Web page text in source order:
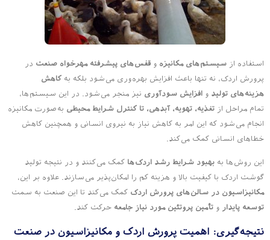
استفاده از سیستم‌های مکانیزه و قفس‌های پیشرفته مهرخواه صنعت در
پرورش اردک، نه تنها باعث افزایش بهره‌وری می‌شود بلکه به کاهش
هزینه‌های تولید و افزایش سودآوری نیز منجر می‌شود. در این سیستم‌ها،
تمام مراحل از تغذیه، تهویه، آبدهی، تا کنترل شرایط محیطی به‌صورت مکانیزه
انجام می‌شود که این امر به کاهش نیاز به نیروی انسانی و همچنین کاهش
خطاهای انسانی کمک می‌کند.
این روش‌ها به بهبود شرایط رشد اردک‌ها کمک می‌کنند و در نتیجه تولید
گوشت اردک با کیفیت بالا و هزینه کم را امکان‌پذیر می‌سازند. علاوه بر این،
مکانیزاسیون در سالن‌های پرورش اردک کمک می‌کند تا این صنعت به سمت
توسعه پایدار و تأمین پروتئین مورد نیاز جامعه حرکت کند.
نتیجه‌گیری: اهمیت پرورش اردک و مکانیزاسیون در صنعت